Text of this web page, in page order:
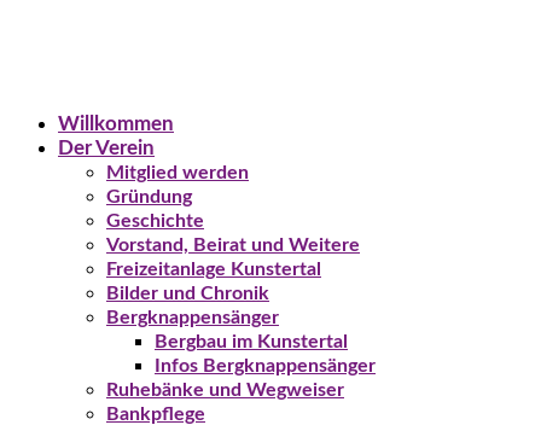
Willkommen
Der Verein
Mitglied werden
Gründung
Geschichte
Vorstand, Beirat und Weitere
Freizeitanlage Kunstertal
Bilder und Chronik
Bergknappensänger
Bergbau im Kunstertal
Infos Bergknappensänger
Ruhebänke und Wegweiser
Bankpflege